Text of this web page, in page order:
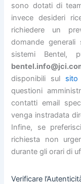
sono dotati di
invece desideri
richiedere un
domande generali
sistemi Bentel,
disponibili sul sito
questioni
contatti email
venga instradata
Infine, se
richiesta non
durante gli orari di
Verificare